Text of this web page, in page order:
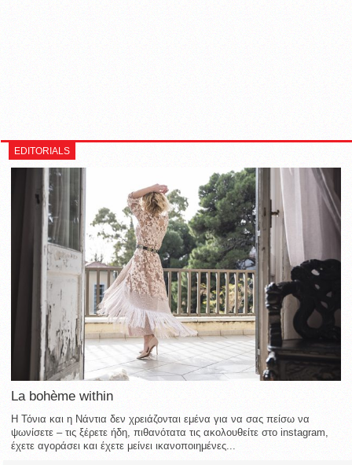
EDITORIALS
La bohème within
Η Τόνια και η Νάντια δεν χρειάζονται εμένα για να σας πείσω να
ψωνίσετε – τις ξέρετε ήδη, πιθανότατα τις ακολουθείτε στο instagram,
έχετε αγοράσει και έχετε μείνει ικανοποιημένες...